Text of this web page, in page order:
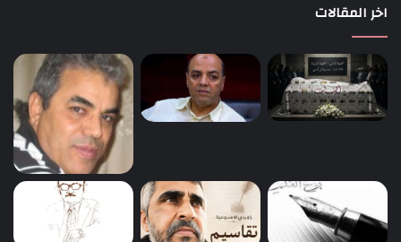
اخر المقالات